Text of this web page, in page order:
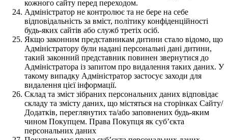
кожного сайту перед переходом.
Адміністратор не контролює та не бере на себе
відповідальність за вміст, політику конфіденційності
будь-яких сайтів або служб третіх осіб.
Якщо законним представникам дитини стало відомо, що
Адміністратору були надані персональні дані дитини,
такий законний представник повинен звернутися до
Адміністратора із запитом про видалення таких даних. У
такому випадку Адміністратор застосує заходи для
видалення цієї інформації.
Склад та зміст зібраних персональних даних відповідає
складу та змісту даних, що містяться на сторінках Сайту/
Додатків, переглянутих та/або заповнених будь-яким
чином Покупцем. Права Покупця як суб’єкта
персональних даних